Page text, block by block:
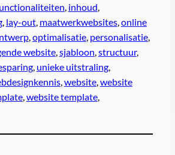
, inhoud,
, lay-out, maatwerkwebsites, online
, optimalisatie, personalisatie,
website, sjabloon, structuur,
, unieke uitstraling,
, website, website
, website template,